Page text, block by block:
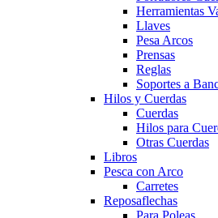
Herramientas
Llaves
Pesa Arcos
Prensas
Reglas
Soportes a
Hilos y Cuerdas
Cuerdas
Hilos para
Otras Cuerdas
Libros
Pesca con Arco
Carretes
Reposaflechas
Para Poleas